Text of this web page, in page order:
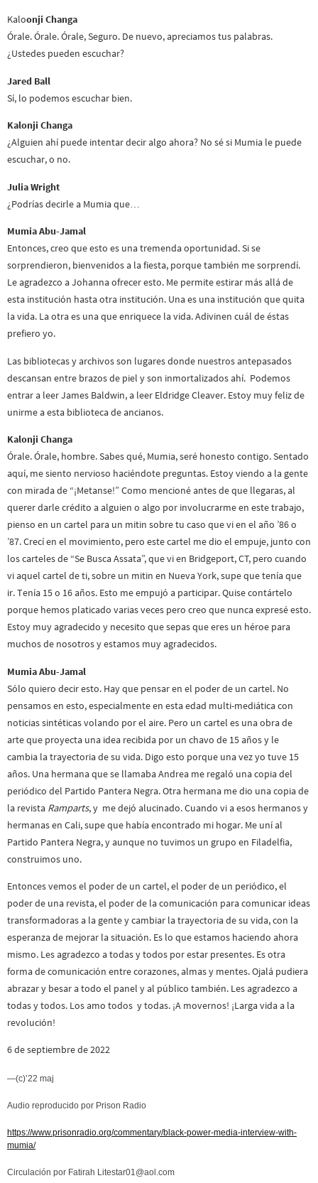
Kaloonji Changa
Órale. Órale. Órale, Seguro. De nuevo, apreciamos tus palabras.
¿Ustedes pueden escuchar?
Jared Ball
Sí, lo podemos escuchar bien.
Kalonji Changa
¿Alguien ahí puede intentar decir algo ahora? No sé si Mumia le puede
escuchar, o no.
Julia Wright
¿Podrías decirle a Mumia que…
Mumia Abu-Jamal
Entonces, creo que esto es una tremenda oportunidad. Si se
sorprendieron, bienvenidos a la fiesta, porque también me sorprendí.
Le agradezco a Johanna ofrecer esto. Me permite estirar más allá de
esta institución hasta otra institución. Una es una institución que quita
la vida. La otra es una que enriquece la vida. Adivinen cuál de éstas
prefiero yo.
Las bibliotecas y archivos son lugares donde nuestros antepasados
descansan entre brazos de piel y son inmortalizados ahí. Podemos
entrar a leer James Baldwin, a leer Eldridge Cleaver. Estoy muy feliz de
unirme a esta biblioteca de ancianos.
Kalonji Changa
Órale. Órale, hombre. Sabes qué, Mumia, seré honesto contigo. Sentado
aquí, me siento nervioso haciéndote preguntas. Estoy viendo a la gente
con mirada de “¡Metanse!” Como mencioné antes de que llegaras, al
querer darle crédito a alguien o algo por involucrarme en este trabajo,
pienso en un cartel para un mitin sobre tu caso que vi en el año ’86 o
’87. Crecí en el movimiento, pero este cartel me dio el empuje, junto con
los carteles de “Se Busca Assata”, que vi en Bridgeport, CT, pero cuando
vi aquel cartel de ti, sobre un mitin en Nueva York, supe que tenía que
ir. Tenía 15 o 16 años. Esto me empujó a participar. Quise contártelo
porque hemos platicado varias veces pero creo que nunca expresé esto.
Estoy muy agradecido y necesito que sepas que eres un héroe para
muchos de nosotros y estamos muy agradecidos.
Mumia Abu-Jamal
Sólo quiero decir esto. Hay que pensar en el poder de un cartel. No
pensamos en esto, especialmente en esta edad multi-mediática con
noticias sintéticas volando por el aire. Pero un cartel es una obra de
arte que proyecta una idea recibida por un chavo de 15 años y le
cambia la trayectoria de su vida. Digo esto porque una vez yo tuve 15
años. Una hermana que se llamaba Andrea me regaló una copia del
periódico del Partido Pantera Negra. Otra hermana me dio una copia de
la revista Ramparts, y me dejó alucinado. Cuando vi a esos hermanos y
hermanas en Cali, supe que había encontrado mi hogar. Me uní al
Partido Pantera Negra, y aunque no tuvimos un grupo en Filadelfia,
construimos uno.
Entonces vemos el poder de un cartel, el poder de un periódico, el
poder de una revista, el poder de la comunicación para comunicar ideas
transformadoras a la gente y cambiar la trayectoria de su vida, con la
esperanza de mejorar la situación. Es lo que estamos haciendo ahora
mismo. Les agradezco a todas y todos por estar presentes. Es otra
forma de comunicación entre corazones, almas y mentes. Ojalá pudiera
abrazar y besar a todo el panel y al público también. Les agradezco a
todas y todos. Los amo todos y todas. ¡A movernos! ¡Larga vida a la
revolución!
6 de septiembre de 2022
—(c)’22 maj
Audio reproducido por Prison Radio
https://www.prisonradio.org/commentary/black-power-media-interview-with-
mumia/
Circulación por Fatirah Litestar01@aol.com